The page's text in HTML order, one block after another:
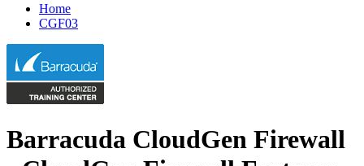
Home
CGF03
Barracuda CloudGen Firewall